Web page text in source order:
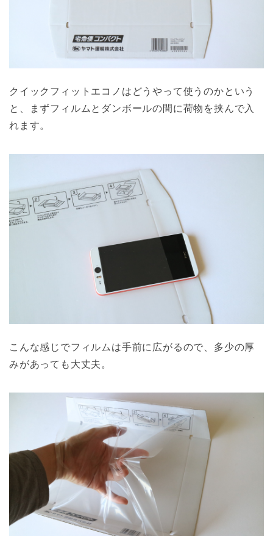
クイックフィットエコノはどうやって使うのかという
と、まずフィルムとダンボールの間に荷物を挟んで入
れます。
こんな感じでフィルムは手前に広がるので、多少の厚
みがあっても大丈夫。